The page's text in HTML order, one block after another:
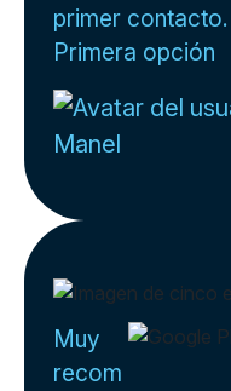
primer contacto.
Primera opción
Manel
Muy
recom